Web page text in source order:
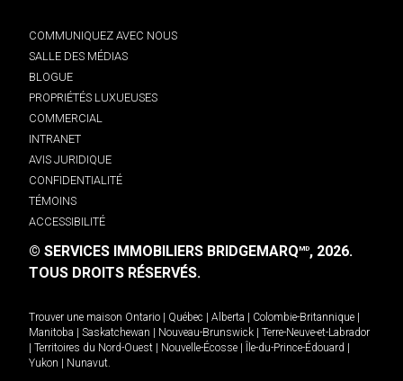
COMMUNIQUEZ AVEC NOUS
SALLE DES MÉDIAS
BLOGUE
PROPRIÉTÉS LUXUEUSES
COMMERCIAL
INTRANET
AVIS JURIDIQUE
CONFIDENTIALITÉ
TÉMOINS
ACCESSIBILITÉ
© SERVICES IMMOBILIERS BRIDGEMARQMD, 2026.
TOUS DROITS RÉSERVÉS.
Trouver une maison Ontario Québec Alberta Colombie-Britannique
Manitoba
Saskatchewan Nouveau-Brunswick
Terre-Neuve-et-Labrador
Territoires du Nord-Ouest Nouvelle-Écosse Île-du-Prince-Édouard
Yukon
Nunavut.